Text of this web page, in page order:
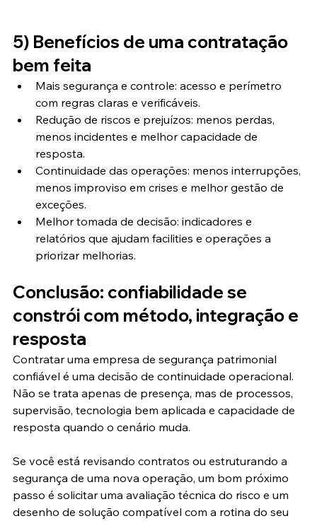
5) Benefícios de uma contratação
bem feita
Mais segurança e controle: acesso e perímetro
com regras claras e verificáveis.
Redução de riscos e prejuízos: menos perdas,
menos incidentes e melhor capacidade de
resposta.
Continuidade das operações: menos interrupções,
menos improviso em crises e melhor gestão de
exceções.
Melhor tomada de decisão: indicadores e
relatórios que ajudam facilities e operações a
priorizar melhorias.
Conclusão: confiabilidade se
constrói com método, integração e
resposta
Contratar uma empresa de segurança patrimonial
confiável é uma decisão de continuidade operacional.
Não se trata apenas de presença, mas de processos,
supervisão, tecnologia bem aplicada e capacidade de
resposta quando o cenário muda.
Se você está revisando contratos ou estruturando a
segurança de uma nova operação, um bom próximo
passo é solicitar uma avaliação técnica do risco e um
desenho de solução compatível com a rotina do seu